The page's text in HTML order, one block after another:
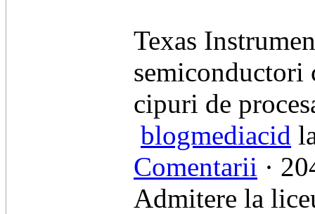
Texas
semiconductori
cipuri de
blogmediacid
Comentarii ·
Admitere la